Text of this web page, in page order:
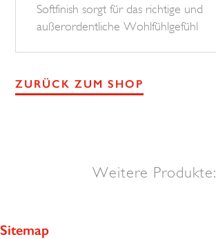
Softfinish sorgt für das richtige und
außerordentliche Wohlfühlgefühl
ZURÜCK ZUM SHOP
Weitere Produkte:
Sitemap